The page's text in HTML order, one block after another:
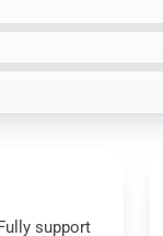
support